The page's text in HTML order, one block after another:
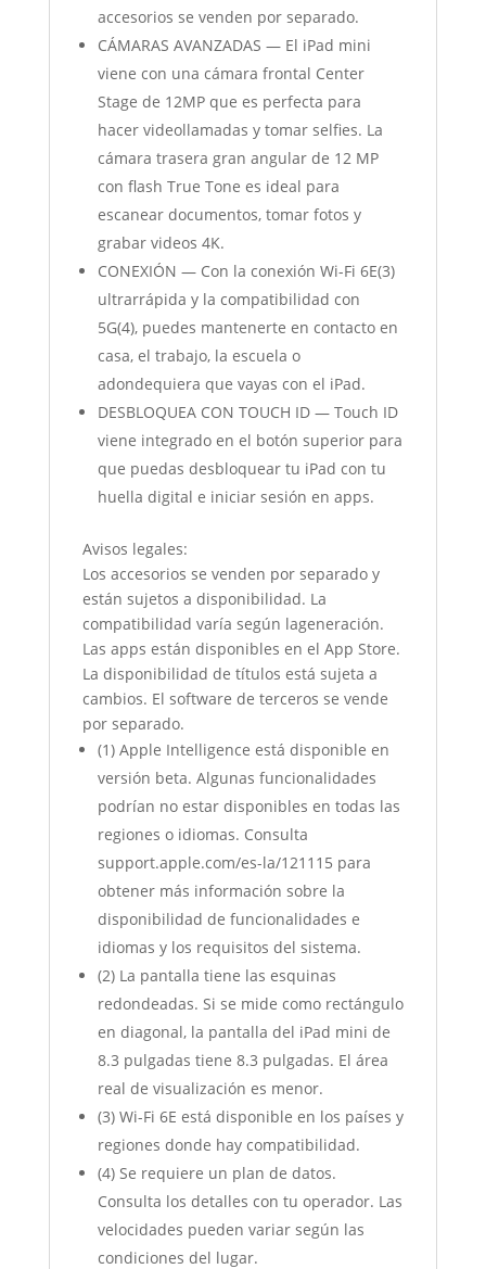
accesorios se venden por separado.
CÁMARAS AVANZADAS — El iPad mini
viene con una cámara frontal Center
Stage de 12MP que es perfecta para
hacer videollamadas y tomar selfies. La
cámara trasera gran angular de 12 MP
con flash True Tone es ideal para
escanear documentos, tomar fotos y
grabar videos 4K.
CONEXIÓN — Con la conexión Wi-Fi 6E(3)
ultrarrápida y la compatibilidad con
5G(4), puedes mantenerte en contacto en
casa, el trabajo, la escuela o
adondequiera que vayas con el iPad.
DESBLOQUEA CON TOUCH ID — Touch ID
viene integrado en el botón superior para
que puedas desbloquear tu iPad con tu
huella digital e iniciar sesión en apps.
Avisos legales:
Los accesorios se venden por separado y
están sujetos a disponibilidad. La
compatibilidad varía según lageneración.
Las apps están disponibles en el App Store.
La disponibilidad de títulos está sujeta a
cambios. El software de terceros se vende
por separado.
(1) Apple Intelligence está disponible en
versión beta. Algunas funcionalidades
podrían no estar disponibles en todas las
regiones o idiomas. Consulta
support.apple.com/es-la/121115 para
obtener más información sobre la
disponibilidad de funcionalidades e
idiomas y los requisitos del sistema.
(2) La pantalla tiene las esquinas
redondeadas. Si se mide como rectángulo
en diagonal, la pantalla del iPad mini de
8.3 pulgadas tiene 8.3 pulgadas. El área
real de visualización es menor.
(3) Wi-Fi 6E está disponible en los países y
regiones donde hay compatibilidad.
(4) Se requiere un plan de datos.
Consulta los detalles con tu operador. Las
velocidades pueden variar según las
condiciones del lugar.